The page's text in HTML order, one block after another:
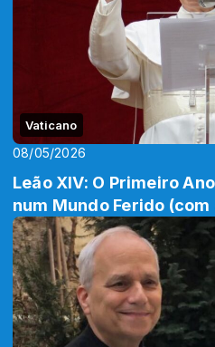
Vaticano
08/05/2026
Leão XIV: O Primeiro
num Mundo Ferido (com